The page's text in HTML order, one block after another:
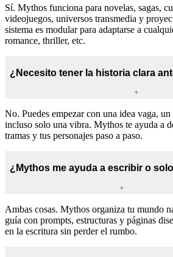
Sí. Mythos funciona para novelas, sagas,
videojuegos, universos transmedia y
sistema es modular para adaptarse a
romance, thriller, etc.
¿Necesito tener la historia clara
+
No. Puedes empezar con una idea vaga,
incluso solo una vibra. Mythos te ayuda a
tramas y tus personajes paso a paso.
¿Mythos me ayuda a escribir o
+
Ambas cosas. Mythos organiza tu mundo
guía con prompts, estructuras y páginas
en la escritura sin perder el rumbo.